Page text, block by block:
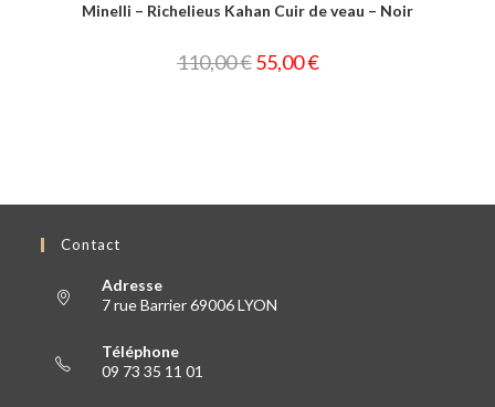
Minelli – Richelieus Kahan Cuir de veau – Noir
110,00€ 55,00€
Contact
Adresse
7 rue Barrier 69006 LYON
Téléphone
09 73 35 11 01